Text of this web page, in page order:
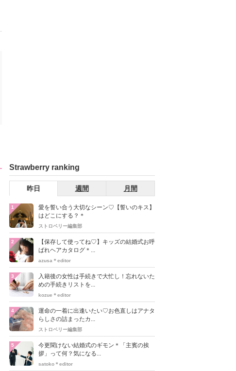
Strawberry ranking
昨日 週間 月間
1
愛を誓い合う大切なシーン♡【誓いのキス】
はどこにする？＊
ストロベリー編集部
2
【保存して使ってね♡】キッズの結婚式お呼
ばれヘアカタログ＊...
azusa＊editor
3
入籍後の女性は手続きで大忙し！忘れないた
めの手続きリストを...
kozue＊editor
4
運命の一着に出逢いたい♡お色直しはアナタ
らしさの詰まったカ...
ストロベリー編集部
5
今更聞けない結婚式のギモン＊「主賓の挨
拶」って何？気になる...
satoko＊editor